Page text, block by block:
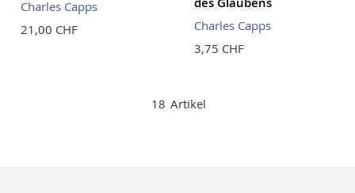
Charles Capps
21,00 CHF
Charles Capps
3,75 CHF
18 Artikel